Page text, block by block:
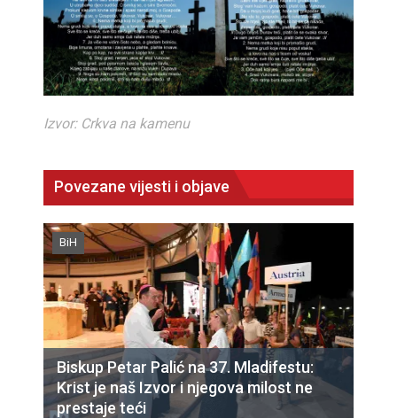
Izvor: Crkva na kamenu
Povezane vijesti i objave
BiH
Biskup Petar Palić na 37. Mladifestu:
Krist je naš Izvor i njegova milost ne
prestaje teći